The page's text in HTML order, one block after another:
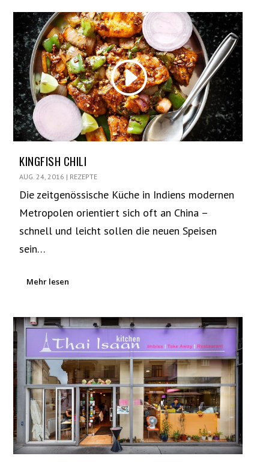
KINGFISH CHILI
AUG. 24, 2016 | REZEPTE
Die zeitgenössische Küche in Indiens modernen
Metropolen orientiert sich oft an China –
schnell und leicht sollen die neuen Speisen
sein…
Mehr lesen